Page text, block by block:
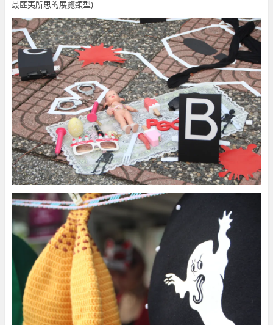
最匪夷所思的展覽類型)